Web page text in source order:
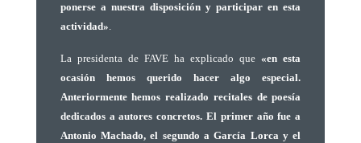
ponerse a nuestra disposición y participar en esta
actividad».
La presidenta de FAVE ha explicado que«en esta
ocasión hemos querido hacer algo especial.
Anteriormente hemos realizado recitales de poesía
dedicados a autores concretos. El primer año fue a
Antonio Machado, el segundo a García Lorca y el